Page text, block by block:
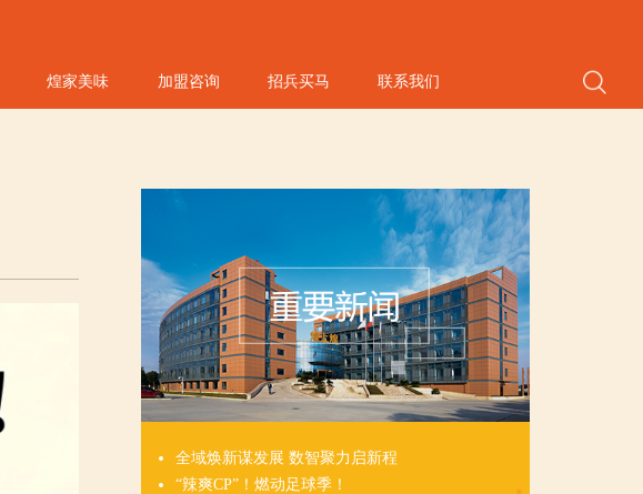
煌家美味 加盟咨询 招兵买马 联系我们
全域焕新谋发展 数智聚力启新程
“辣爽CP”！燃动足球季！